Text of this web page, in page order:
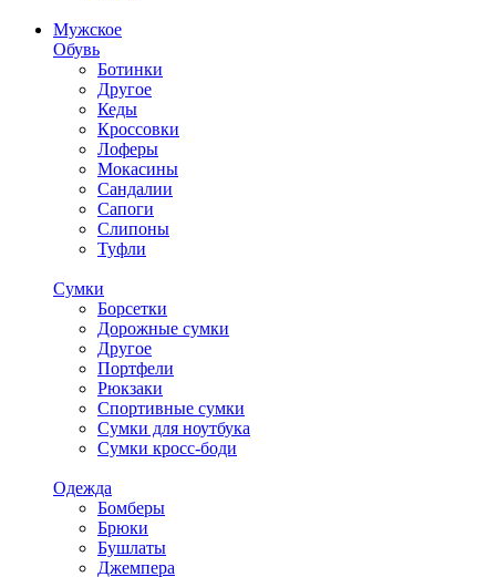
Мужское
Обувь
Ботинки
Другое
Кеды
Кроссовки
Лоферы
Мокасины
Сандалии
Сапоги
Слипоны
Туфли
Сумки
Борсетки
Дорожные сумки
Другое
Портфели
Рюкзаки
Спортивные сумки
Сумки для ноутбука
Сумки кросс-боди
Одежда
Бомберы
Брюки
Бушлаты
Джемпера